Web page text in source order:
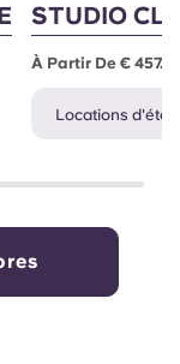
STUDIO
À Partir De €
Locations d'été